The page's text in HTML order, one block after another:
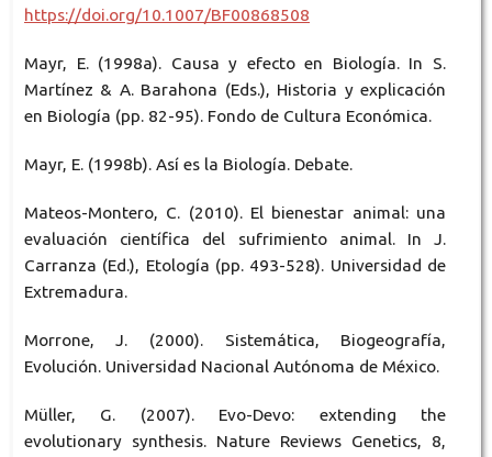
https://doi.org/10.1007/BF00868508
Mayr, E. (1998a). Causa y efecto en Biología. In S.
Martínez & A. Barahona (Eds.), Historia y explicación
en Biología (pp. 82-95). Fondo de Cultura Económica.
Mayr, E. (1998b). Así es la Biología. Debate.
Mateos-Montero, C. (2010). El bienestar animal: una
evaluación científica del sufrimiento animal. In J.
Carranza (Ed.), Etología (pp. 493-528). Universidad de
Extremadura.
Morrone, J. (2000). Sistemática, Biogeografía,
Evolución. Universidad Nacional Autónoma de México.
Müller, G. (2007). Evo-Devo: extending the
evolutionary synthesis. Nature Reviews Genetics, 8,